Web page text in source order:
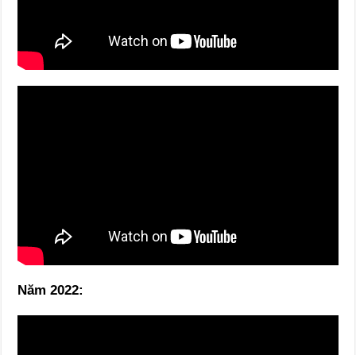
Năm 2022: